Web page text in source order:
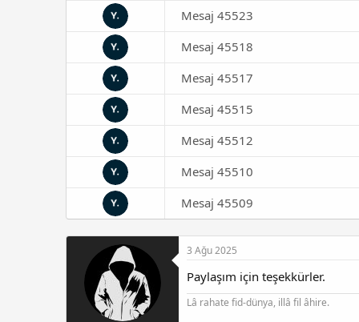
Mesaj 45523
Mesaj 45518
Mesaj 45517
Mesaj 45515
Mesaj 45512
Mesaj 45510
Mesaj 45509
3 Ağu 2025
Paylaşım için teşekkürler.
Lâ rahate fid-dünya, illâ fil âhire.